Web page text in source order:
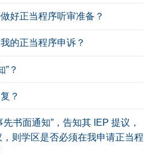
好正当程序听审准备？
的正当程序申诉？
”？
？
书面通知”，告知其 IEP 提议，
则学区是否必须在我申请正当程